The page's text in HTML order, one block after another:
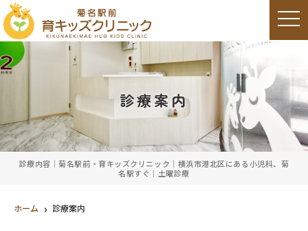
診療案内
診療内容｜菊名駅前・育キッズクリニック｜横浜市港北区にある小児科、菊
名駅すぐ｜土曜診療
t
o
n
a
v
g
a
o
ホーム 診療案内